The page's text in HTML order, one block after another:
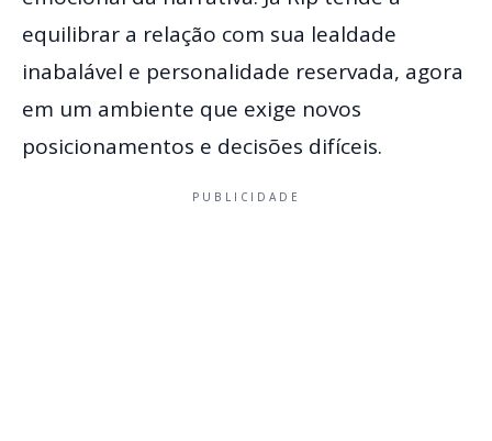
equilibrar a relação com sua lealdade
inabalável e personalidade reservada, agora
em um ambiente que exige novos
posicionamentos e decisões difíceis.
PUBLICIDADE